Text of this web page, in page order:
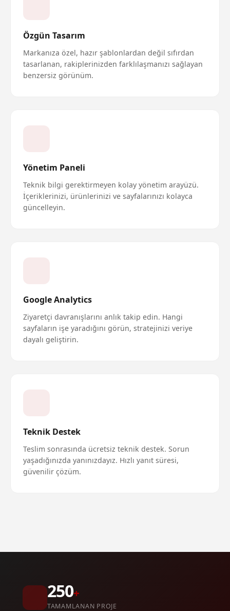
Özgün Tasarım
Markanıza özel, hazır şablonlardan değil sıfırdan
tasarlanan, rakiplerinizden farklılaşmanızı sağlayan
benzersiz görünüm.
Yönetim Paneli
Teknik bilgi gerektirmeyen kolay yönetim arayüzü.
İçeriklerinizi, ürünlerinizi ve sayfalarınızı kolayca
güncelleyin.
Google Analytics
Ziyaretçi davranışlarını anlık takip edin. Hangi
sayfaların işe yaradığını görün, stratejinizi veriye
dayalı geliştirin.
Teknik Destek
Teslim sonrasında ücretsiz teknik destek. Sorun
yaşadığınızda yanınızdayız. Hızlı yanıt süresi,
güvenilir çözüm.
250+
TAMAMLANAN PROJE